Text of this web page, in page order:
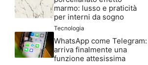
marmo: lusso e praticità
per interni da sogno
Tecnologia
WhatsApp come Telegram:
arriva finalmente una
funzione attesissima